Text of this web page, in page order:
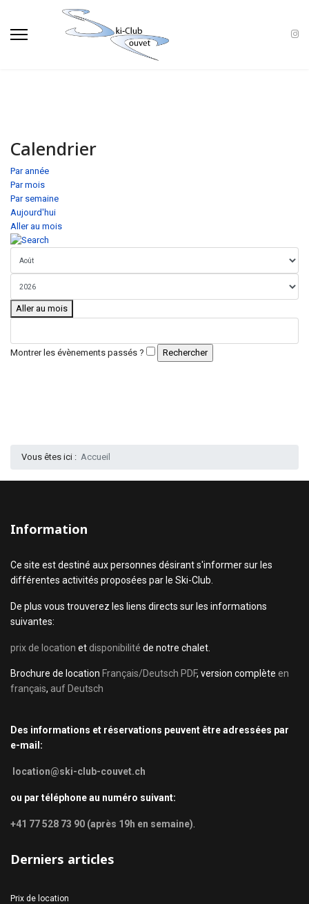
Calendrier
Par année
Par mois
Par semaine
Aujourd'hui
Aller au mois
Aller au mois
Montrer les évènements passés ?
Vous êtes ici : Accueil
Information
Ce site est destiné aux personnes désirant s'informer sur les
différentes activités proposées par le Ski-Club.
De plus vous trouverez les liens directs sur les informations
suivantes:
prix de location et disponibilité de notre chalet.
Brochure de location Français/Deutsch PDF, version complète en
français, auf Deutsch
Des informations et réservations peuvent être adressées par
e-mail:
location@ski-club-couvet.ch
ou par téléphone au numéro suivant:
+41 77 528 73 90 (après 19h en semaine)
Derniers articles
Prix de location